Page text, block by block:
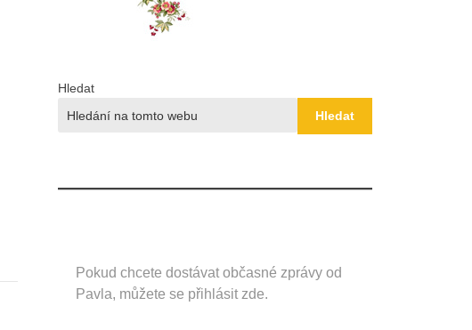
Hledat
Hledat
Pokud chcete dostávat občasné zprávy od
Pavla, můžete se přihlásit zde.